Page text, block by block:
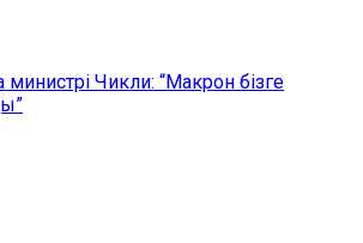
Чикли: “Макрон бізге